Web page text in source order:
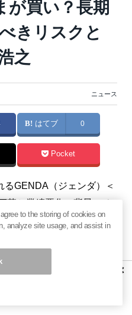
が買い？長期
きリスクと
之
ニュース
はてブ 0
Pocket
GENDA（ジェンダ）＜
落と業績悪化の背景、そ
していきたいと思いま
してきたGENDAです
解説し、会社の未来を考
×
to the storing of cookies on
analyze site usage, and assist in